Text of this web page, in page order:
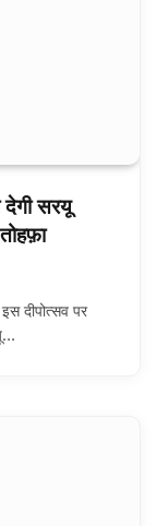
देगी सरयू
दीपोत्सव पर